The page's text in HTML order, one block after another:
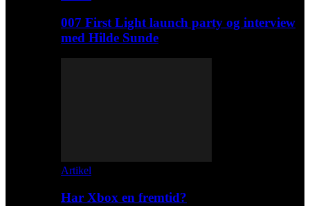
007 First Light launch party og interview
med Hilde Sunde
Artikel
Har Xbox en fremtid?